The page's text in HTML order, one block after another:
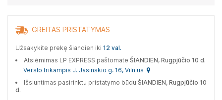
GREITAS PRISTATYMAS
Užsakykite prekę šiandien iki 12 val.
Atsiėmimas LP EXPRESS paštomate ŠIANDIEN, Rugpjūčio 10 d.
Verslo trikampis J. Jasinskio g. 16, Vilnius
Išsiuntimas pasirinktu pristatymo būdu ŠIANDIEN, Rugpjūčio 10
d.